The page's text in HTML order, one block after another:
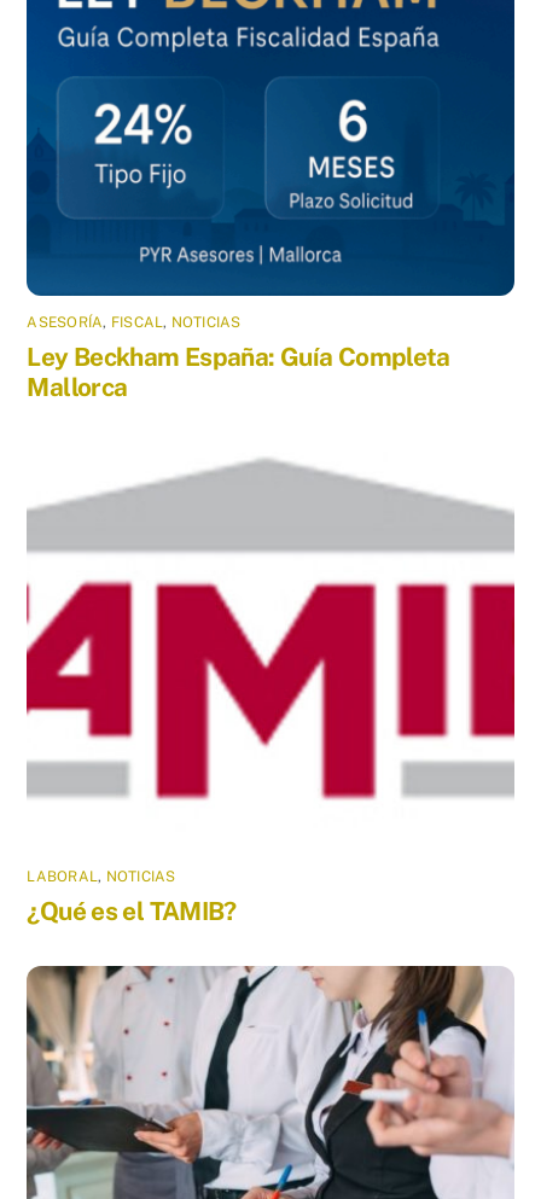
ASESORÍA, FISCAL, NOTICIAS
Ley Beckham España: Guía Completa
Mallorca
LABORAL , NOTICIAS
¿Qué es el TAMIB?